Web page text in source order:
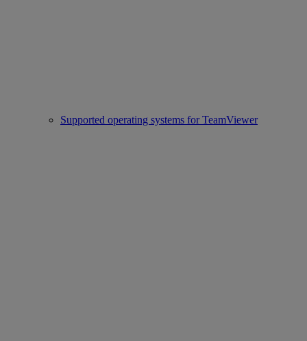
Supported operating systems for TeamViewer